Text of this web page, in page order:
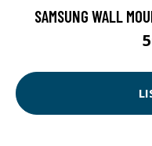
SAMSUNG WALL